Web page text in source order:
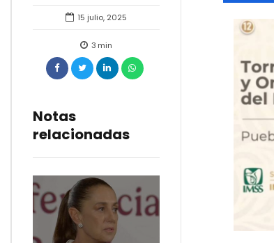
15 julio, 2025
3 min
Notas
relacionadas